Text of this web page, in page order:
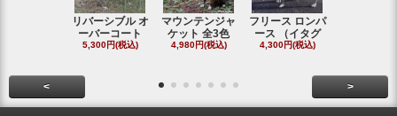
リバーシブル オ
ーバーコート
5,300円(税込)
マウンテンジャ
ケット 全3色
4,980円(税込)
フリース ロンパ
ース （イタグ
4,300円(税込)
< >